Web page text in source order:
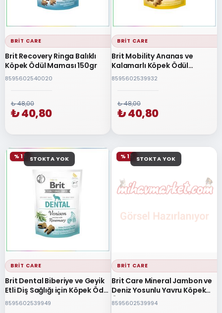
BRIT CARE
Brit Recovery Ringa Balıklı
Köpek Ödül Maması 150gr
8595602540020
₺ 48,00
₺ 40,80
BRIT CARE
Brit Mobility Ananas ve
Kalamarlı Köpek Ödül
Maması 150 Gr
8595602539932
₺ 48,00
₺ 40,80
STOKTA YOK
BRIT CARE
Brit Dental Biberiye ve Geyik
Etli Diş Sağlığı için Köpek Ödül
Maması 150gr
8595602539949
% 15 STOKTA YOK
BRIT CARE
Brit Care Mineral Jambon ve
Deniz Yosunlu Yavru Köpek
Ödül Maması 150gr
8595602539994
% 15